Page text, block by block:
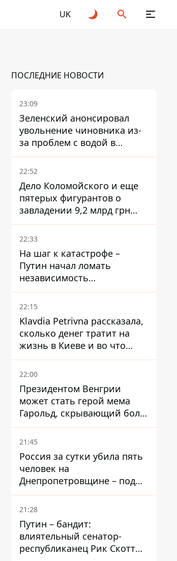
UK
ПОСЛЕДНИЕ НОВОСТИ
23:09
Зеленский анонсировал
увольнение чиновника из-
за проблем с водой в
Марганце
22:52
Дело Коломойского и еще
пятерых фигурантов о
завладении 9,2 млрд грн
ПриватБанка направили в
суд
22:33
На шаг к катастрофе –
Путин начал ломать
независимость
собственного Центробанка,
заставив снизить базовую
ставку
22:15
Klavdia Petrivna рассказала,
сколько денег тратит на
жизнь в Киеве и во что
вкладывает миллионы
22:00
Президентом Венгрии
может стать герой мема
Гарольд, скрывающий боль
– он возглавил народное
голосование
21:45
Россия за сутки убила пять
человек на
Днепропетровщине – под
ударами оказались пять
районов области
21:28
Путин – бандит:
влиятельный сенатор-
республиканец Рик Скотт